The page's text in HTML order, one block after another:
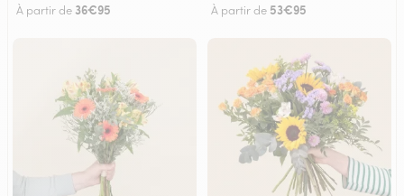
À partir de 36€95 À partir de 53€95